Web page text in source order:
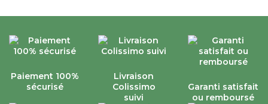
Paiement 100%
sécurisé
Livraison
Colissimo
suivi
Garanti satisfait
ou remboursé